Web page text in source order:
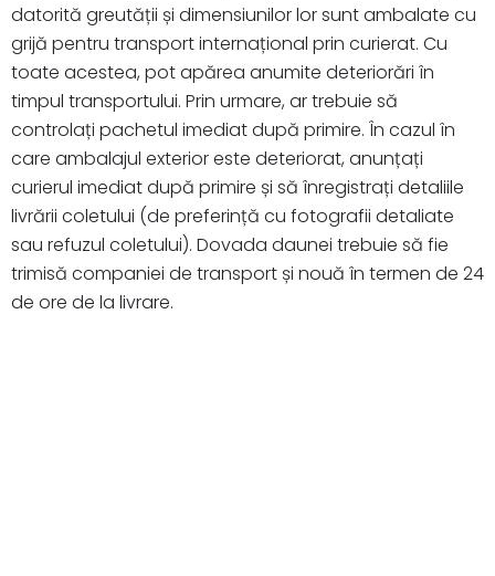
datorită greutății și dimensiunilor lor sunt ambalate cu
grijă pentru transport internațional prin curierat. Cu
toate acestea, pot apărea anumite deteriorări în
timpul transportului. Prin urmare, ar trebuie să
controlați pachetul imediat după primire. În cazul în
care ambalajul exterior este deteriorat, anunțați
curierul imediat după primire și să înregistrați detaliile
livrării coletului (de preferință cu fotografii detaliate
sau refuzul coletului). Dovada daunei trebuie să fie
trimisă companiei de transport și nouă în termen de 24
de ore de la livrare.